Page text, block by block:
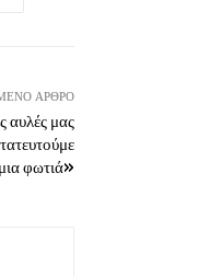
ΆΡΘΡΟ
αυλές μας
φωτιά»